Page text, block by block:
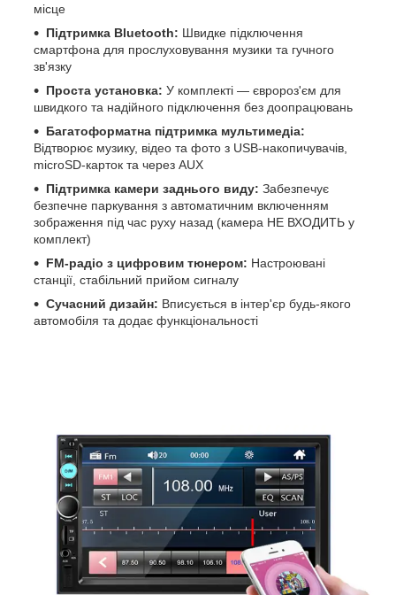
місце
Підтримка Bluetooth: Швидке підключення
смартфона для прослуховування музики та гучного
зв'язку
Проста установка: У комплекті — євророз'єм для
швидкого та надійного підключення без доопрацювань
Багатоформатна підтримка мультимедіа:
Відтворює музику, відео та фото з USB-накопичувачів,
microSD-карток та через AUX
Підтримка камери заднього виду: Забезпечує
безпечне паркування з автоматичним включенням
зображення під час руху назад (камера НЕ ВХОДИТЬ у
комплект)
FM-радіо з цифровим тюнером: Настроювані
станції, стабільний прийом сигналу
Сучасний дизайн: Вписується в інтер'єр будь-якого
автомобіля та додає функціональності